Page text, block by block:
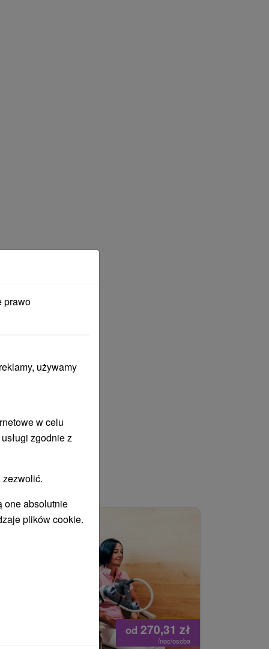
od 270,31 zł
/noc/osoba
prawo
używamy
w celu
zgodnie z
one absolutnie
plików cookie.